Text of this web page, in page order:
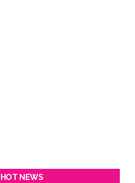
HOT NEWS